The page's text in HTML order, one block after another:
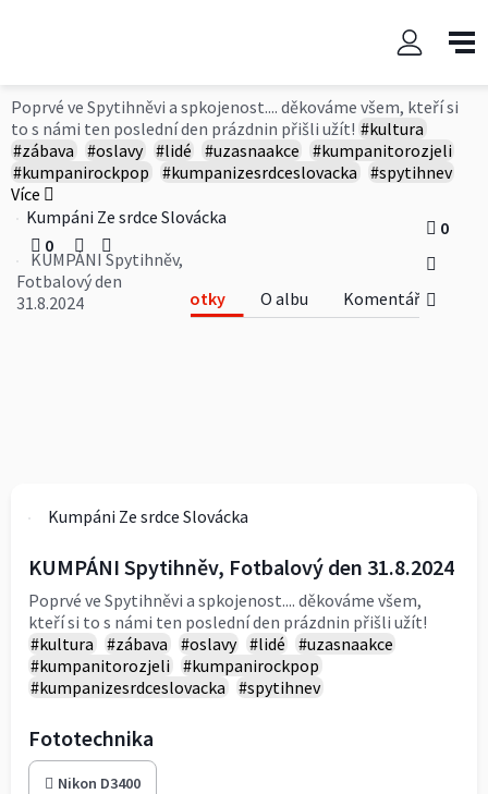
KUMPÁNI Spytihněv, Fotbalový
Poprvé ve Spytihněvi a spkojenost.... děkováme všem, kteří si
to s námi ten poslední den prázdnin přišli užít! #kultura
#zábava
#oslavy #lidé #uzasnaakce
#kumpanitorozjeli
#kumpanirockpop
#kumpanizesrdceslovacka
#spytihnev
Více
Kumpáni Ze srdce Slovácka
0
KUMPÁNI Spytihněv,
Fotbalový den
31.8.2024
Fotky O albu Komentáře
0
Kumpáni Ze srdce Slovácka
KUMPÁNI Spytihněv, Fotbalový den 31.8.2024
Poprvé ve Spytihněvi a spkojenost.... děkováme všem,
kteří si to s námi ten poslední den prázdnin přišli užít!
#kultura
#zábava #oslavy #lidé
#uzasnaakce
#kumpanitorozjeli
#kumpanirockpop
#kumpanizesrdceslovacka
#spytihnev
Fototechnika
Nikon D3400